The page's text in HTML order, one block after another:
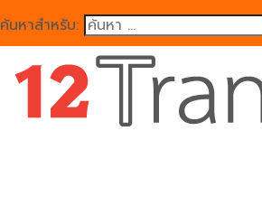
ค้นหาสำหรับ: